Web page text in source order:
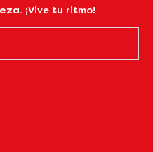
¡Vive tu ritmo!